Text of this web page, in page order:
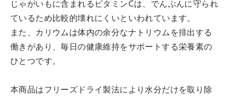
じゃがいもに含まれるビタミンCは、でんぷんに守られ
ているため比較的壊れにくいといわれています。
また、カリウムは体内の余分なナトリウムを排出する
働きがあり、毎日の健康維持をサポートする栄養素の
ひとつです。
本商品はフリーズドライ製法により水分だけを取り除